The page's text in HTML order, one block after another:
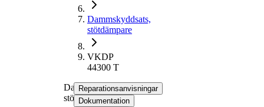
Dammskyddsats,
stötdämpare
VKDP
44300 T
Dammskyddsats,
stötdämpare
Reparationsanvisningar
Dokumentation